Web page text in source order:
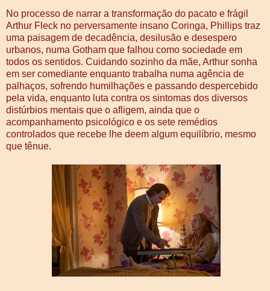
No processo de narrar a transformação do pacato e frágil
Arthur Fleck no perversamente insano Coringa, Phillips traz
uma paisagem de decadência, desilusão e desespero
urbanos, numa Gotham que falhou como sociedade em
todos os sentidos. Cuidando sozinho da mãe, Arthur sonha
em ser comediante enquanto trabalha numa agência de
palhaços, sofrendo humilhações e passando despercebido
pela vida, enquanto luta contra os sintomas dos diversos
distúrbios mentais que o afligem, ainda que o
acompanhamento psicológico e os sete remédios
controlados que recebe lhe deem algum equilíbrio, mesmo
que tênue.